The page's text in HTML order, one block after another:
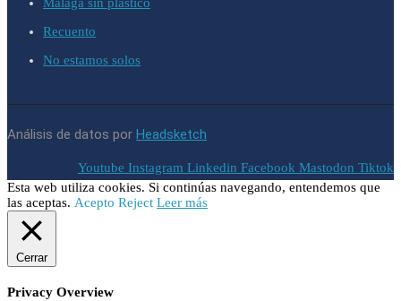
Málaga sin plástico
Recuento
No estamos solos
Análisis de datos por Headsketch
Youtube Instagram Linkedin Facebook Mastodon Tiktok
Esta web utiliza cookies. Si continúas navegando, entendemos que
las aceptas. Acepto Reject Leer más
Cerrar
Privacy Overview